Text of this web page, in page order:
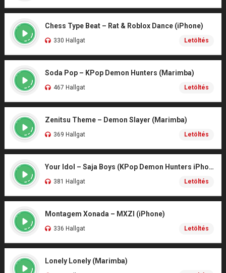
Chess Type Beat – Rat & Roblox Dance (iPhone)
330 Hallgat Letöltés
Soda Pop – KPop Demon Hunters (Marimba)
467 Hallgat Letöltés
Zenitsu Theme – Demon Slayer (Marimba)
369 Hallgat Letöltés
Your Idol – Saja Boys (KPop Demon Hunters iPhone)
381 Hallgat Letöltés
Montagem Xonada – MXZI (iPhone)
336 Hallgat Letöltés
Lonely Lonely (Marimba)